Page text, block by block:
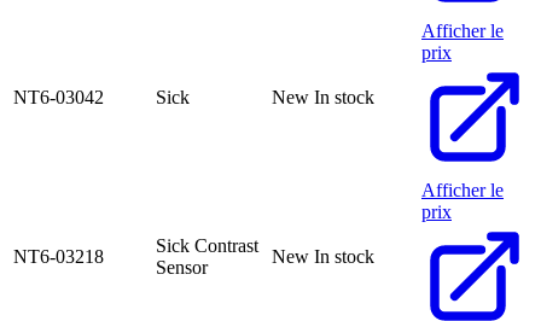
NT6-03042 Sick New In stock
Afficher le
prix
NT6-03218
Sick Contrast
Sensor
New In stock
Afficher le
prix